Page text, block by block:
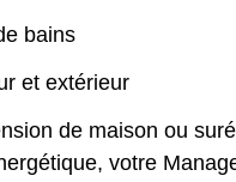
bains
et extérieur
de maison ou
votre